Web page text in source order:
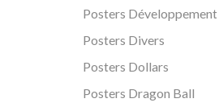
Posters
Posters Divers
Posters Dollars
Posters Dragon Ball